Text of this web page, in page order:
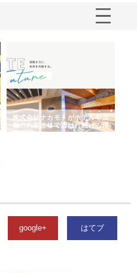
株式会社ナカモトがホテルや店
舗の内装改修で選ばれ続ける理
由
google+ はてブ